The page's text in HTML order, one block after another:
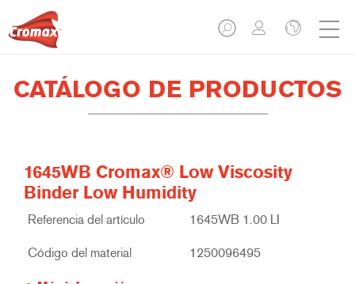
CATÁLOGO DE PRODUCTOS
1645WB Cromax® Low Viscosity
Binder Low Humidity
Referencia del artículo 1645WB 1.00 LI
Código del material 1250096495